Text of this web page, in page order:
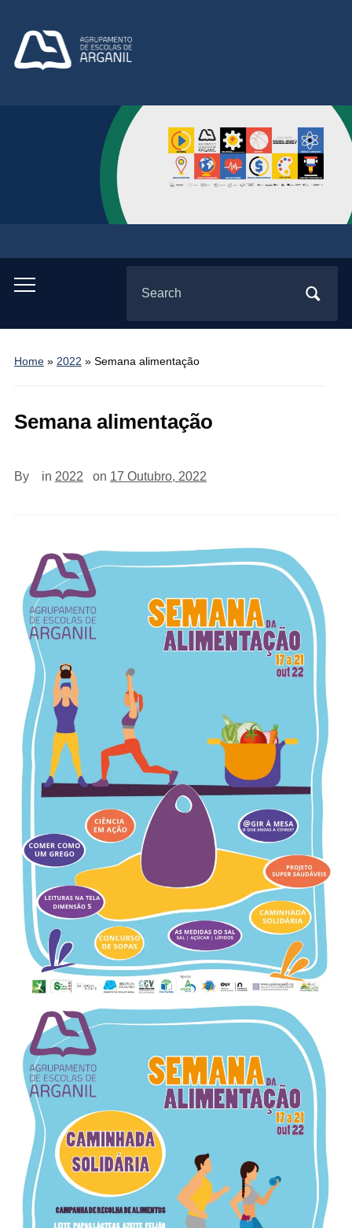
Toggle
menu
for:
Home» 2022 » Semana alimentação
Semana alimentação
By in 2022 on 17 Outubro, 2022